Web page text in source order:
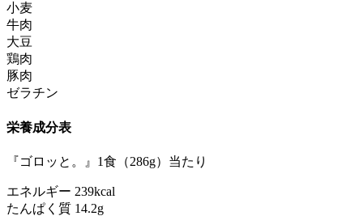
小麦
牛肉
大豆
鶏肉
豚肉
ゼラチン
栄養成分表
『ゴロッと。』1食（286g）当たり
エネルギー 239kcal
たんぱく質 14.2g